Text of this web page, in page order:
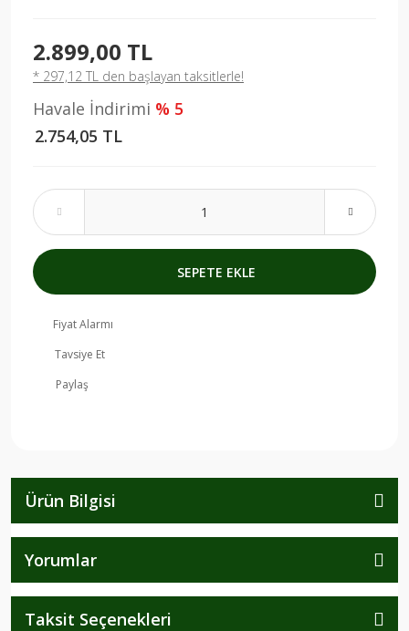
2.899,00 TL
* 297,12 TL den başlayan taksitlerle!
Havale İndirimi % 5
2.754,05 TL
SEPETE EKLE
Fiyat Alarmı
Tavsiye Et
Paylaş
Ürün Bilgisi
Yorumlar
Taksit Seçenekleri